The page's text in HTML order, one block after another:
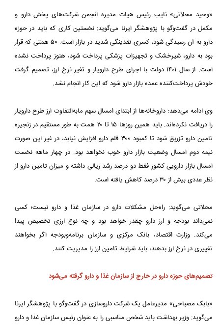
«وحید محلاتی» نایب رئیس هیات مدیره انجمن شرکت‌های پخش دارو و
مکمل در گفت‌وگو با پژوهشگر ایرنا می‌گوید: نخستین کاری که باید در حوزه
دارو به آن رسیدگی شود، کسری نقدینگی شدید در بازار است. ۵۰ همتی که قرار
بود به دارو، شیرخشک و تجهیزات پزشکی پرداخت شود، هنوز پرداخت نشده
است. از سال ۱۴۰۱ دولت با اجرای طرح دارویار و تغیر نرخ ارز، تصمیم گرفت
خودش پرداخت‌کننده عمده بازار دارو شود که این کار انجام نشد.
وی ادامه می‌دهد: داروخانه‌ها از ابتدای امسال سهم مابه‌التفاوت ارز طرح دارویار
را دریافت نکرده‌اند. باید همین روزها ۱۵ تا ۲۰ همت به طور مستقیم در زنجیره
تامین دارو تزریق شود تا کمبود ۳۰۰ قلم دارو افزایش نیابد، در غیر این صورت
نیمه دوم امسال وضعیت بازار دارو خوب نخواهد بود. در چهار ماهه نخست
امسال بازار دارویی کشور فقط دو درصد رشد ریالی داشته و میزان تامین دارو از
نظر عددی بیش از ۳۰ درصد کاهش یافته است.
محلاتی می‌گوید: راه‌حل مشکلات دارو در سازمان غذا و دارو نیست؛ کسی
نمی‌داند بودجه و ارز دارو چقدر خواهد بود و چه نوع ارزی تخصیص پیدا
می‌کند. وزارت اقتصاد، بانک مرکزی و سازمان برنامه‌وبودجه اگر بخواهند
تغییری در نرخ ارز بدهند، باید شرایط تامین ارز را مدیریت کنند.
تصمیم‌های حوزه دارو در خارج از سازمان غذا و دارو گرفته می‌شود
«بابک مصباحی» مدیرعامل یک شرکت داروسازی در گفت‌وگو با پژوهشگر ایرنا
می‌گوید: وزیر بهداشت باید شخص مناسبی را به عنوان رئیس سازمان غذا و دارو